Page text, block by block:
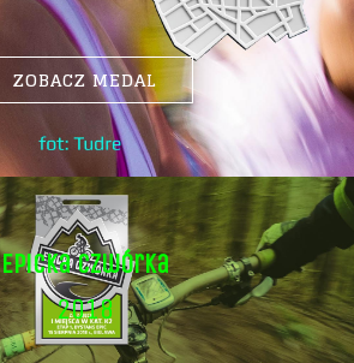
ZOBACZ MEDAL
Epicka Czwórka
2018